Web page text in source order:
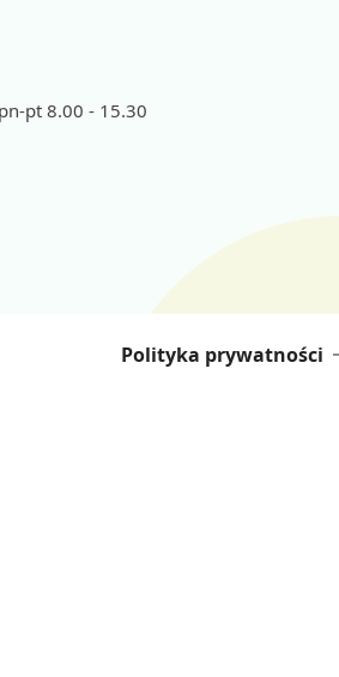
pt 8.00 - 15.30
Polityka prywatności